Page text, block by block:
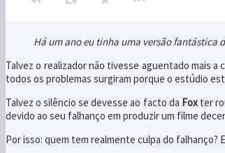
Há um ano eu tinha uma versão fantástica
Talvez o realizador não tivesse aguentado mais
todos os problemas surgiram porque o estúdio
Talvez o silêncio se devesse ao facto da Foxter
devido ao seu falhanço em produzir um filme
Por isso: quem tem realmente culpa do falhanço?